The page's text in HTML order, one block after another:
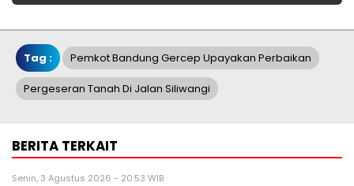
Tag : Pemkot Bandung Gercep Upayakan Perbaikan
Pergeseran Tanah Di Jalan Siliwangi
BERITA TERKAIT
Senin, 3 Agustus 2026 - 20:53 WIB